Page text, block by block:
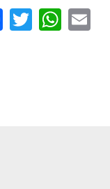
FacebookTwitterWhatsApp
Email